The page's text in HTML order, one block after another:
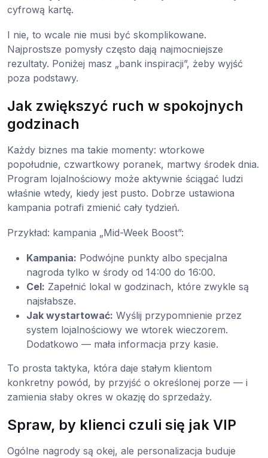
cyfrową kartę.
I nie, to wcale nie musi być skomplikowane.
Najprostsze pomysły często dają najmocniejsze
rezultaty. Poniżej masz „bank inspiracji”, żeby wyjść
poza podstawy.
Jak zwiększyć ruch w spokojnych
godzinach
Każdy biznes ma takie momenty: wtorkowe
popołudnie, czwartkowy poranek, martwy środek dnia.
Program lojalnościowy może aktywnie ściągać ludzi
właśnie wtedy, kiedy jest pusto. Dobrze ustawiona
kampania potrafi zmienić cały tydzień.
Przykład: kampania „Mid-Week Boost”:
Kampania: Podwójne punkty albo specjalna
nagroda tylko w środy od 14:00 do 16:00.
Cel: Zapełnić lokal w godzinach, które zwykle są
najsłabsze.
Jak wystartować: Wyślij przypomnienie przez
system lojalnościowy we wtorek wieczorem.
Dodatkowo — mała informacja przy kasie.
To prosta taktyka, która daje stałym klientom
konkretny powód, by przyjść o określonej porze — i
zamienia słaby okres w okazję do sprzedaży.
Spraw, by klienci czuli się jak VIP
Ogólne nagrody są okej, ale personalizacja buduje